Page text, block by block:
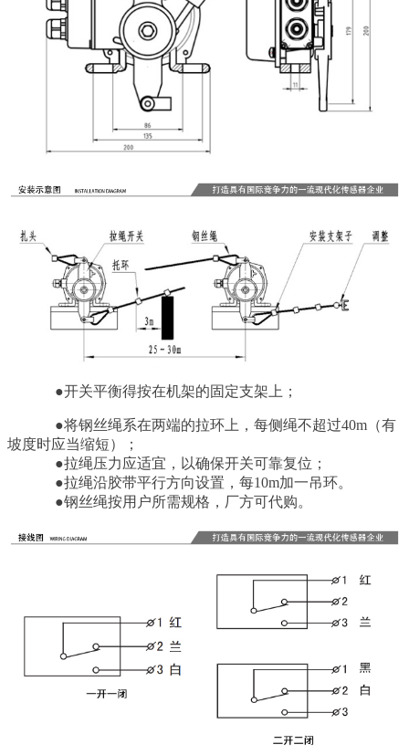
●开关平衡得按在机架的固定支架上；
●将钢丝绳系在两端的拉环上，每侧绳不超过40m（有
坡度时应当缩短）；
●拉绳压力应适宜，以确保开关可靠复位；
●拉绳沿胶带平行方向设置，每10m加一吊环。
●钢丝绳按用户所需规格，厂方可代购。